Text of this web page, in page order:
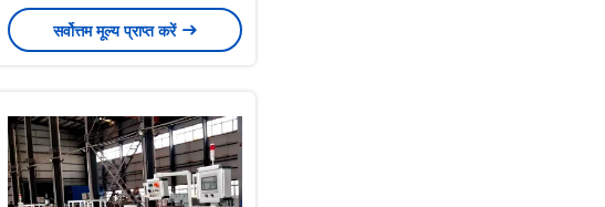
कॉर्नर बीड प्लास्टिक उत्पाद बनाने की मशीन
निर्माता
सर्वोत्तम मूल्य प्राप्त करें